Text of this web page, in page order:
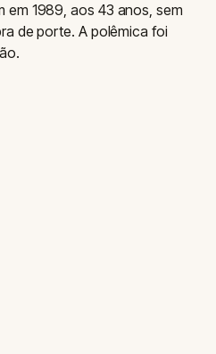
em 1989, aos 43 anos, sem
de porte. A polêmica foi